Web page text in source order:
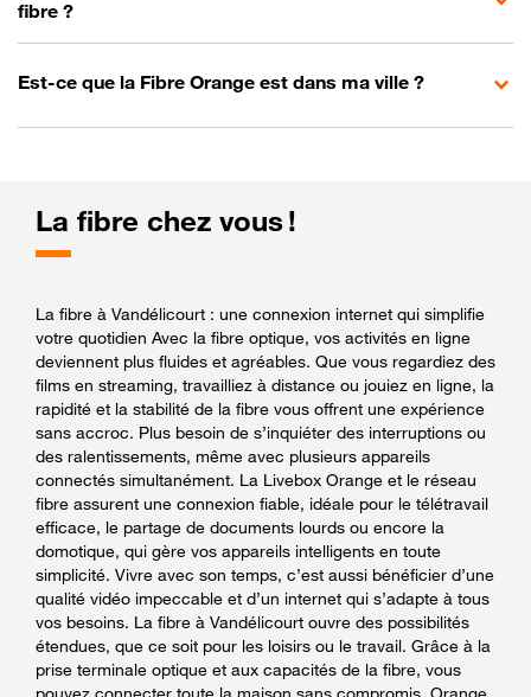
fibre ?
Est-ce que la Fibre Orange est dans ma ville ?
La fibre chez vous !
La fibre à Vandélicourt : une connexion internet qui simplifie
votre quotidien Avec la fibre optique, vos activités en ligne
deviennent plus fluides et agréables. Que vous regardiez des
films en streaming, travailliez à distance ou jouiez en ligne, la
rapidité et la stabilité de la fibre vous offrent une expérience
sans accroc. Plus besoin de s’inquiéter des interruptions ou
des ralentissements, même avec plusieurs appareils
connectés simultanément. La Livebox Orange et le réseau
fibre assurent une connexion fiable, idéale pour le télétravail
efficace, le partage de documents lourds ou encore la
domotique, qui gère vos appareils intelligents en toute
simplicité. Vivre avec son temps, c’est aussi bénéficier d’une
qualité vidéo impeccable et d’un internet qui s’adapte à tous
vos besoins. La fibre à Vandélicourt ouvre des possibilités
étendues, que ce soit pour les loisirs ou le travail. Grâce à la
prise terminale optique et aux capacités de la fibre, vous
pouvez connecter toute la maison sans compromis. Orange